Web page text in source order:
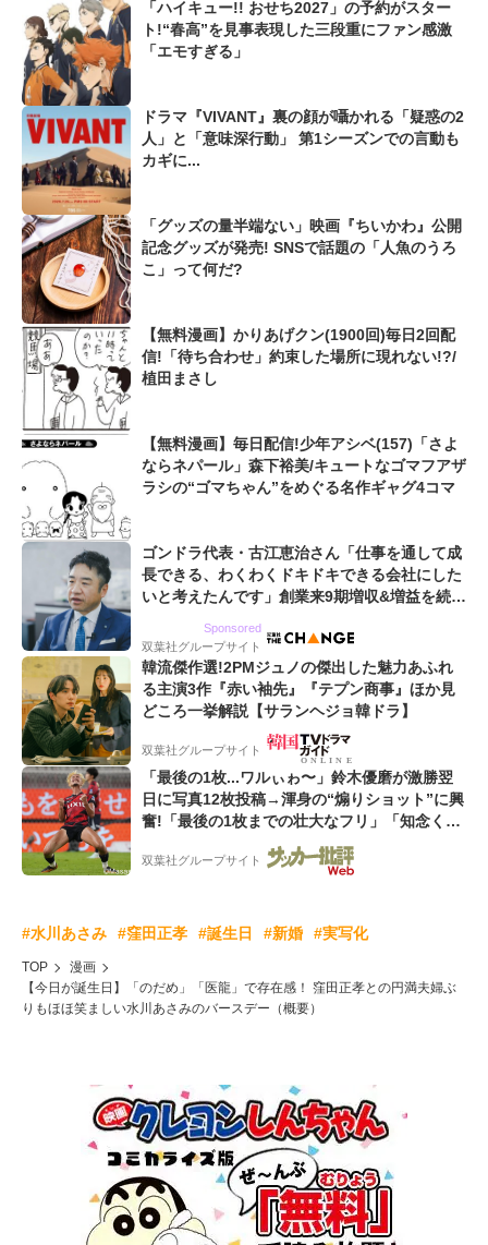
「ハイキュー!! おせち2027」の予約がスター
ト!“春高”を見事表現した三段重にファン感激
「エモすぎる」
ドラマ『VIVANT』裏の顔が囁かれる「疑惑の2
人」と「意味深行動」 第1シーズンでの言動も
カギに...
「グッズの量半端ない」映画『ちいかわ』公開
記念グッズが発売! SNSで話題の「人魚のうろ
こ」って何だ?
【無料漫画】かりあげクン(1900回)毎日2回配
信!「待ち合わせ」約束した場所に現れない!?/
植田まさし
【無料漫画】毎日配信!少年アシベ(157)「さよ
ならネパール」森下裕美/キュートなゴマフアザ
ラシの“ゴマちゃん”をめぐる名作ギャグ4コマ
ゴンドラ代表・古江恵治さん「仕事を通して成
長できる、わくわくドキドキできる会社にした
いと考えたんです」創業来9期増収&増益を続け
Sponsored
双葉社グループサイト
韓流傑作選!2PMジュノの傑出した魅力あふれ
る主演3作『赤い袖先』『テプン商事』ほか見
どころ一挙解説【サランヘジョ韓ドラ】
双葉社グループサイト
「最後の1枚...ワルぃゎ〜」鈴木優磨が激勝翌
日に写真12枚投稿→渾身の“煽りショット”に興
奮!「最後の1枚までの壮大なフリ」「知念くん
のことどんだけ好きなんよw」
双葉社グループサイト
#水川あさみ #窪田正孝 #誕生日 #新婚 #実写化
TOP
漫画
【今日が誕生日】「のだめ」「医龍」で存在感！ 窪田正孝との円満夫婦ぶ
りもほほ笑ましい水川あさみのバースデー（概要）